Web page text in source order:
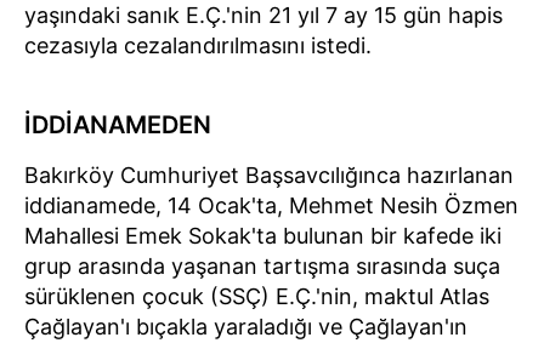
yaşındaki sanık E.Ç.'nin 21 yıl 7 ay 15 gün hapis
cezasıyla cezalandırılmasını istedi.
İDDİANAMEDEN
Bakırköy Cumhuriyet Başsavcılığınca hazırlanan
iddianamede, 14 Ocak'ta, Mehmet Nesih Özmen
Mahallesi Emek Sokak'ta bulunan bir kafede iki
grup arasında yaşanan tartışma sırasında suça
sürüklenen çocuk (SSÇ) E.Ç.'nin, maktul Atlas
Çağlayan'ı bıçakla yaraladığı ve Çağlayan'ın